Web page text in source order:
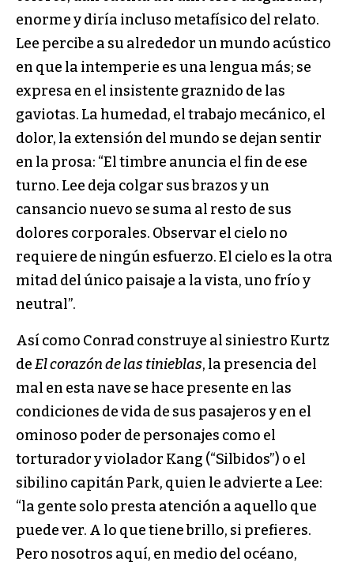
enorme y diría incluso metafísico del relato.
Lee percibe a su alrededor un mundo acústico
en que la intemperie es una lengua más; se
expresa en el insistente graznido de las
gaviotas. La humedad, el trabajo mecánico, el
dolor, la extensión del mundo se dejan sentir
en la prosa: “El timbre anuncia el fin de ese
turno. Lee deja colgar sus brazos y un
cansancio nuevo se suma al resto de sus
dolores corporales. Observar el cielo no
requiere de ningún esfuerzo. El cielo es la otra
mitad del único paisaje a la vista, uno frío y
neutral”.
Así como Conrad construye al siniestro Kurtz
deEl corazón de las tinieblas, la presencia del
mal en esta nave se hace presente en las
condiciones de vida de sus pasajeros y en el
ominoso poder de personajes como el
torturador y violador Kang (“Silbidos”) o el
sibilino capitán Park, quien le advierte a Lee:
“la gente solo presta atención a aquello que
puede ver. A lo que tiene brillo, si prefieres.
Pero nosotros aquí, en medio del océano,